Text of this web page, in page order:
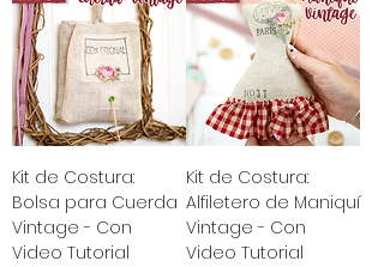
Kit de Costura:
Bolsa para Cuerda
Vintage - Con
Video Tutorial
Kit de Costura:
Alfiletero de Maniquí
Vintage - Con
Video Tutorial